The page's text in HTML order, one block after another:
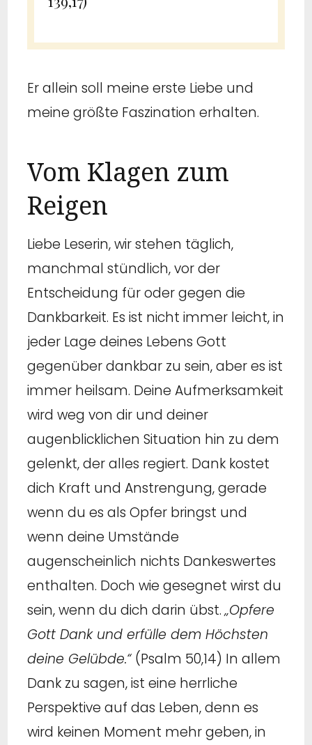
Er allein soll meine erste Liebe und
meine größte Faszination erhalten.
Vom Klagen zum
Reigen
Liebe Leserin, wir stehen täglich,
manchmal stündlich, vor der
Entscheidung für oder gegen die
Dankbarkeit. Es ist nicht immer leicht, in
jeder Lage deines Lebens Gott
gegenüber dankbar zu sein, aber es ist
immer heilsam. Deine Aufmerksamkeit
wird weg von dir und deiner
augenblicklichen Situation hin zu dem
gelenkt, der alles regiert. Dank kostet
dich Kraft und Anstrengung, gerade
wenn du es als Opfer bringst und
wenn deine Umstände
augenscheinlich nichts Dankeswertes
enthalten. Doch wie gesegnet wirst du
sein, wenn du dich darin übst.„Opfere
Gott Dank und erfülle dem Höchsten
deine Gelübde.“ (Psalm 50,14) In allem
Dank zu sagen, ist eine herrliche
Perspektive auf das Leben, denn es
wird keinen Moment mehr geben, in